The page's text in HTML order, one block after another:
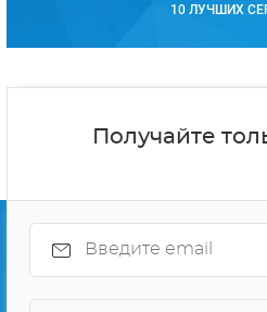
10 ЛУЧШИХ
Получайте